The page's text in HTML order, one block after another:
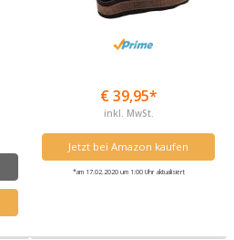
€ 39,95*
inkl. MwSt.
Jetzt bei Amazon kaufen
*am 17.02.2020 um 1:00 Uhr aktualisiert